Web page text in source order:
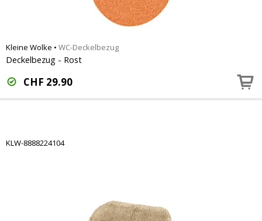
Kleine Wolke • WC-Deckelbezug
Deckelbezug - Rost
CHF 29.90
KLW-8888224104